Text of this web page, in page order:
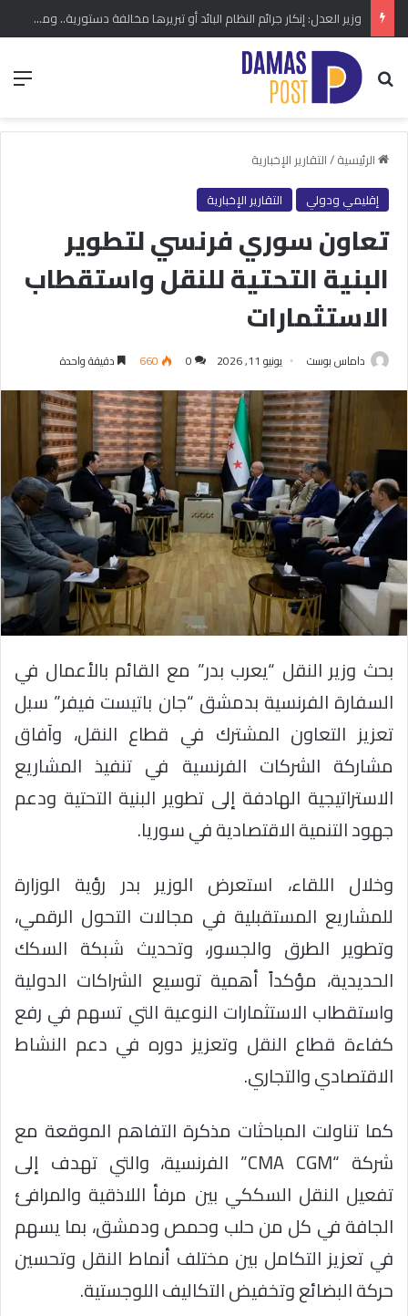
وزير العدل: إنكار جرائم النظام البائد أو تبريرها مخالفة دستورية.. ومشروع قانون خاص إلى مجلس الشعب
بحث عن
الرئيسية/التقارير الإخبارية
إقليمي ودولي
التقارير الإخبارية
تعاون سوري فرنسي لتطوير
البنية التحتية للنقل واستقطاب
الاستثمارات
داماس بوست يونيو 11, 2026 0
660 دقيقة واحدة
بحث وزير النقل “يعرب بدر” مع القائم بالأعمال في
السفارة الفرنسية بدمشق “جان باتيست فيفر” سبل
تعزيز التعاون المشترك في قطاع النقل، وآفاق
مشاركة الشركات الفرنسية في تنفيذ المشاريع
الاستراتيجية الهادفة إلى تطوير البنية التحتية ودعم
جهود التنمية الاقتصادية في سوريا.
وخلال اللقاء، استعرض الوزير بدر رؤية الوزارة
للمشاريع المستقبلية في مجالات التحول الرقمي،
وتطوير الطرق والجسور، وتحديث شبكة السكك
الحديدية، مؤكداً أهمية توسيع الشراكات الدولية
واستقطاب الاستثمارات النوعية التي تسهم في رفع
كفاءة قطاع النقل وتعزيز دوره في دعم النشاط
الاقتصادي والتجاري.
كما تناولت المباحثات مذكرة التفاهم الموقعة مع
شركة “CMA CGM” الفرنسية، والتي تهدف إلى
تفعيل النقل السككي بين مرفأ اللاذقية والمرافئ
الجافة في كل من حلب وحمص ودمشق، بما يسهم
في تعزيز التكامل بين مختلف أنماط النقل وتحسين
حركة البضائع وتخفيض التكاليف اللوجستية.